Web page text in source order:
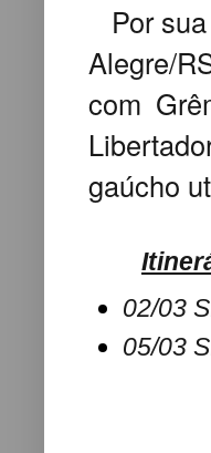
Por
Alegre/
com
gaúcho
02/03
05/03